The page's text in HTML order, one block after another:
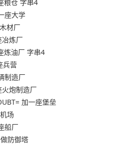
粮仓 字串4
座大学
材厂
冶炼厂
炼油厂 字串4
兵营
制造厂
火炮制造厂
加一座堡垒
场
船厂
防御塔